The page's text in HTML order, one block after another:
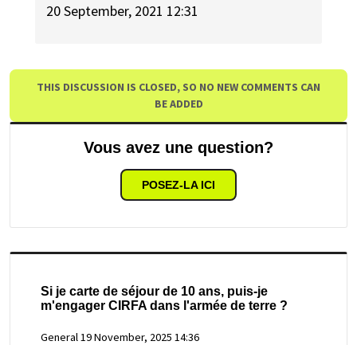
20 September, 2021 12:31
THIS DISCUSSION IS CLOSED, SO NO NEW COMMENTS CAN
BE ADDED
Vous avez une question?
POSEZ-LA ICI
Si je carte de séjour de 10 ans, puis-je
m'engager CIRFA dans l'armée de terre ?
General19 November, 2025 14:36